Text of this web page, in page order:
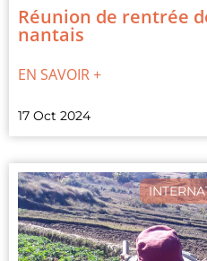
Réunion de rentrée
nantais
EN SAVOIR +
17 Oct 2024